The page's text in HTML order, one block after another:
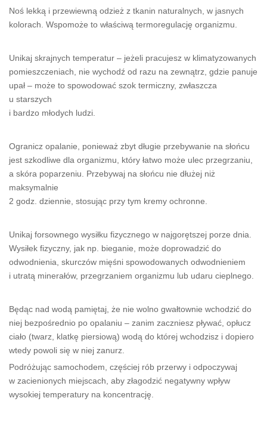
Noś lekką i przewiewną odzież z tkanin naturalnych, w jasnych
kolorach. Wspomoże to właściwą termoregulację organizmu.
Unikaj skrajnych temperatur – jeżeli pracujesz w klimatyzowanych
pomieszczeniach, nie wychodź od razu na zewnątrz, gdzie panuje
upał – może to spowodować szok termiczny, zwłaszcza
u starszych
i bardzo młodych ludzi.
Ogranicz opalanie, ponieważ zbyt długie przebywanie na słońcu
jest szkodliwe dla organizmu, który łatwo może ulec przegrzaniu,
a skóra poparzeniu. Przebywaj na słońcu nie dłużej niż
maksymalnie
2 godz. dziennie, stosując przy tym kremy ochronne.
Unikaj forsownego wysiłku fizycznego w najgorętszej porze dnia.
Wysiłek fizyczny, jak np. bieganie, może doprowadzić do
odwodnienia, skurczów mięśni spowodowanych odwodnieniem
i utratą minerałów, przegrzaniem organizmu lub udaru cieplnego.
Będąc nad wodą pamiętaj, że nie wolno gwałtownie wchodzić do
niej bezpośrednio po opalaniu – zanim zaczniesz pływać, opłucz
ciało (twarz, klatkę piersiową) wodą do której wchodzisz i dopiero
wtedy powoli się w niej zanurz.
Podróżując samochodem, częściej rób przerwy i odpoczywaj
w zacienionych miejscach, aby złagodzić negatywny wpływ
wysokiej temperatury na koncentrację.